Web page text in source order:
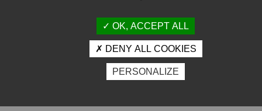
Crédits et mentions légales
Espace presse
Photothèque
OK, ACCEPT ALL
DENY ALL COOKIES
PERSONALIZE